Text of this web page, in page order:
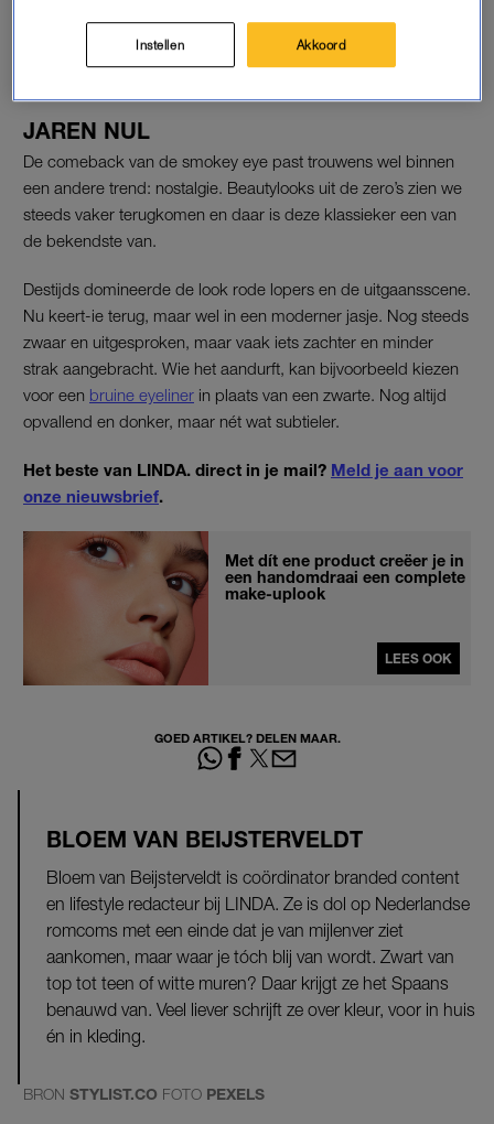
JAREN NUL
De comeback van de smokey eye past trouwens wel binnen
een andere trend: nostalgie. Beautylooks uit de zero’s zien we
steeds vaker terugkomen en daar is deze klassieker een van
de bekendste van.
Destijds domineerde de look rode lopers en de uitgaansscene.
Nu keert-ie terug, maar wel in een moderner jasje. Nog steeds
zwaar en uitgesproken, maar vaak iets zachter en minder
strak aangebracht. Wie het aandurft, kan bijvoorbeeld kiezen
voor een bruine eyeliner in plaats van een zwarte. Nog altijd
opvallend en donker, maar nét wat subtieler.
Het beste van LINDA. direct in je mail? Meld je aan voor
onze nieuwsbrief.
Met dít ene product creëer je in
een handomdraai een complete
make-uplook
LEES OOK
GOED ARTIKEL? DELEN MAAR.
BLOEM VAN BEIJSTERVELDT
Bloem van Beijsterveldt is coördinator branded content
en lifestyle redacteur bij LINDA. Ze is dol op Nederlandse
romcoms met een einde dat je van mijlenver ziet
aankomen, maar waar je tóch blij van wordt. Zwart van
top tot teen of witte muren? Daar krijgt ze het Spaans
benauwd van. Veel liever schrijft ze over kleur, voor in huis
én in kleding.
BRON STYLIST.CO FOTO PEXELS
Instellen Akkoord